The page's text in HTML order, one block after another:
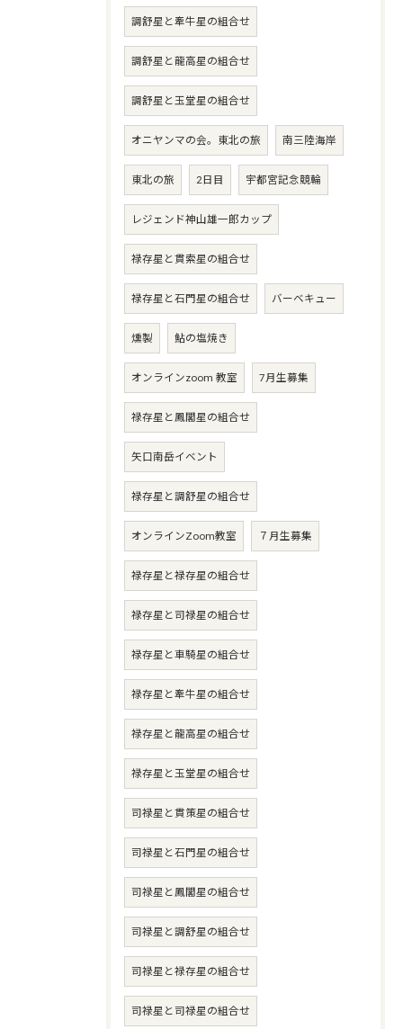
調舒星と牽牛星の組合せ
調舒星と龍高星の組合せ
調舒星と玉堂星の組合せ
オニヤンマの会。東北の旅 南三陸海岸
東北の旅 2日目 宇都宮記念競輪
レジェンド神山雄一郎カップ
禄存星と貫索星の組合せ
禄存星と石門星の組合せ バーベキュー
燻製 鮎の塩焼き
オンラインzoom 教室 7月生募集
禄存星と鳳閣星の組合せ
矢口南岳イベント
禄存星と調舒星の組合せ
オンラインZoom教室 ７月生募集
禄存星と禄存星の組合せ
禄存星と司禄星の組合せ
禄存星と車騎星の組合せ
禄存星と牽牛星の組合せ
禄存星と龍高星の組合せ
禄存星と玉堂星の組合せ
司禄星と貫策星の組合せ
司禄星と石門星の組合せ
司禄星と鳳閣星の組合せ
司禄星と調舒星の組合せ
司禄星と禄存星の組合せ
司禄星と司禄星の組合せ